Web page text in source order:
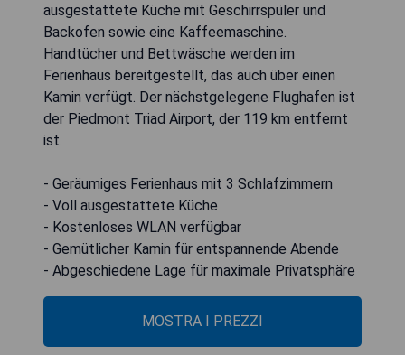
ausgestattete Küche mit Geschirrspüler und
Backofen sowie eine Kaffeemaschine.
Handtücher und Bettwäsche werden im
Ferienhaus bereitgestellt, das auch über einen
Kamin verfügt. Der nächstgelegene Flughafen ist
der Piedmont Triad Airport, der 119 km entfernt
ist.
- Geräumiges Ferienhaus mit 3 Schlafzimmern
- Voll ausgestattete Küche
- Kostenloses WLAN verfügbar
- Gemütlicher Kamin für entspannende Abende
- Abgeschiedene Lage für maximale Privatsphäre
MOSTRA I PREZZI